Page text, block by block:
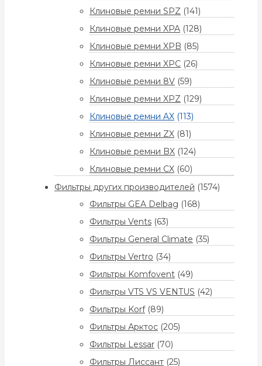
Клиновые ремни SPZ (141)
Клиновые ремни XPA (128)
Клиновые ремни XPB (85)
Клиновые ремни XPC (26)
Клиновые ремни 8V (59)
Клиновые ремни XPZ (129)
Клиновые ремни AX (113)
Клиновые ремни ZX (81)
Клиновые ремни BX (124)
Клиновые ремни CX (60)
Фильтры других производителей (1574)
Фильтры GEA Delbag (168)
Фильтры Vents (63)
Фильтры General Climate (35)
Фильтры Vertro (34)
Фильтры Komfovent (49)
Фильтры VTS VS VENTUS (42)
Фильтры Korf (89)
Фильтры Арктос (205)
Фильтры Lessar (70)
Фильтры Лиссант (25)